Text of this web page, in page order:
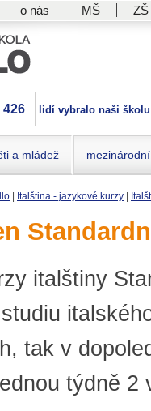
o nás MŠ ZŠ
426 lidí vybralo naši
a mládež
Italština - jazykové kurzy
italštiny
tak v
týdně 2